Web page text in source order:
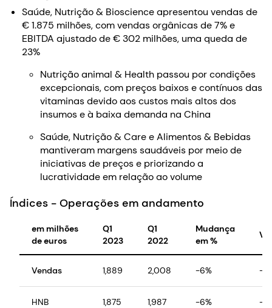
Saúde, Nutrição & Bioscience apresentou vendas de
€ 1.875 milhões, com vendas orgânicas de 7% e
EBITDA ajustado de € 302 milhões, uma queda de
23%
Nutrição animal & Health passou por condições
excepcionais, com preços baixos e contínuos das
vitaminas devido aos custos mais altos dos
insumos e à baixa demanda na China
Saúde, Nutrição & Care e Alimentos & Bebidas
mantiveram margens saudáveis por meio de
iniciativas de preços e priorizando a
lucratividade em relação ao volume
Índices - Operações em andamento
em milhões
de euros
Q1
2023
Q1
2022
Mudança
em %
Vendas 1,889 2,008 -6% -
HNB 1,875 1,987 -6% -